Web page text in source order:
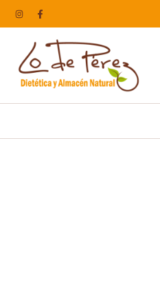
HACEMOS ENVIOS A TODO EL PAIS